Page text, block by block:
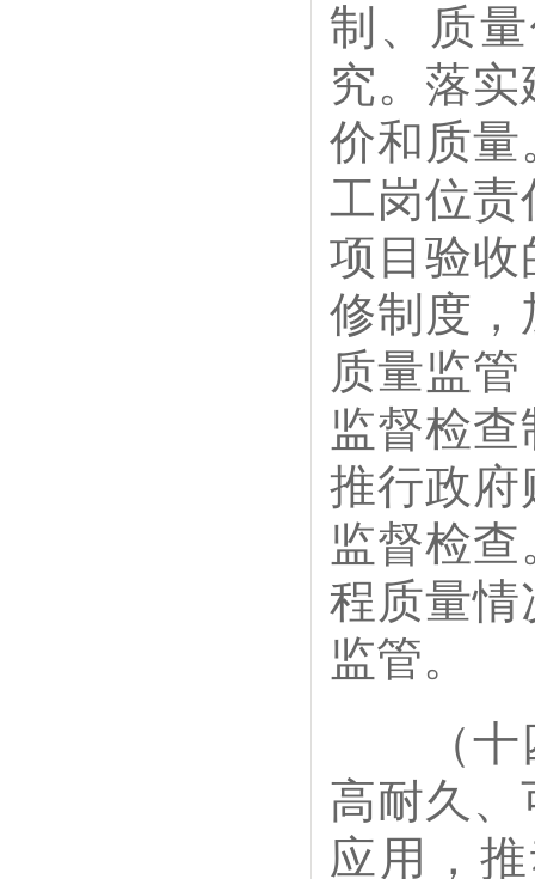
制、质
究。落
价和质量
工岗位责
项目验收
修制度，
质量监
监督检
推行政府
监督检
程质量情
监管。
（十四
高耐久
应用，